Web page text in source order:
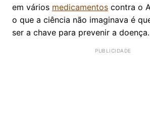
em vários medicamentos contra o
o que a ciência não imaginava é
ser a chave para prevenir a doença.